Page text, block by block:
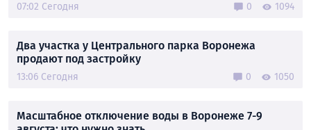
07:02 Сегодня 0 1094
Два участка у Центрального парка Воронежа
продают под застройку
13:06 Сегодня 0 1050
Масштабное отключение воды в Воронеже 7-9